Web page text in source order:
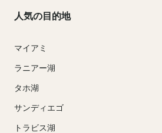
人気の目的地
マイアミ
ラニアー湖
タホ湖
サンディエゴ
トラビス湖